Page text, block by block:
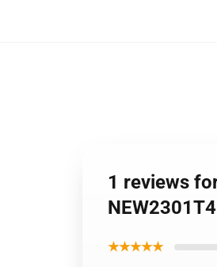
1 reviews
NEW2301T4
★★★★★